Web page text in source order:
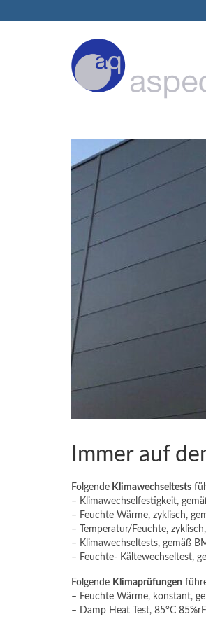
Immer auf
Folgende Klimawechseltests
– Klimawechselfestigkeit,
– Feuchte Wärme, zyklisch,
– Temperatur/Feuchte,
– Klimawechseltests, gemäß
– Feuchte- Kältewechseltest,
Folgende Klimaprüfungen
– Feuchte Wärme, konstant,
– Damp Heat Test, 85°C